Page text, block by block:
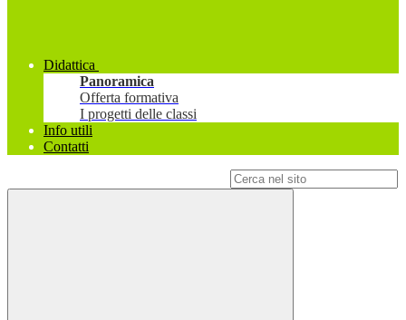
Didattica
Panoramica
Offerta formativa
I progetti delle classi
Info utili
Contatti